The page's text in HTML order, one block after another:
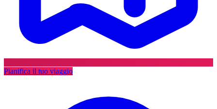
Pianifica il tuo viaggio